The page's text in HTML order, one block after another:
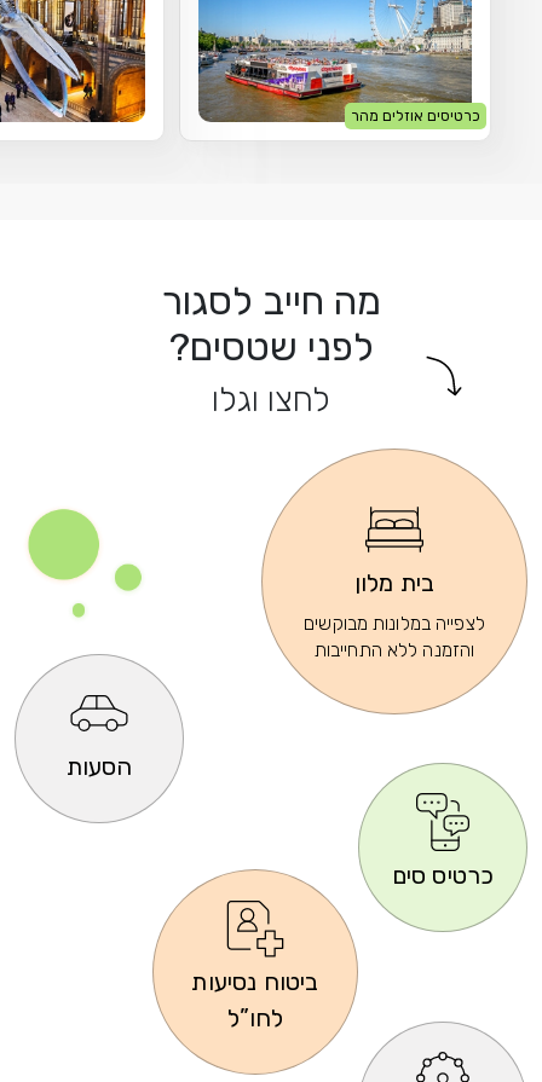
כרטיסים אוזלים מהר
מה חייב לסגור
לפני שטסים?
לחצו וגלו
הסעות
בית מלון
לצפייה במלונות מבוקשים
והזמנה ללא התחייבות
כרטיס סים
ביטוח נסיעות
לחו”ל